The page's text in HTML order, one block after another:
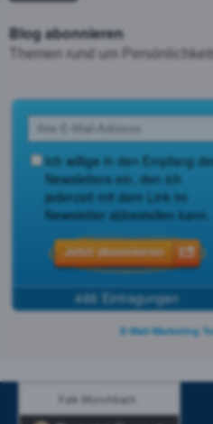
Blog abonnieren
Themen rund um
E-Mail-Marketing